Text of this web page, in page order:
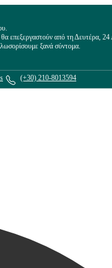
επεξεργαστούν από τη Δευτέρα,
ξανά σύντομα.
(+30) 210-8013594